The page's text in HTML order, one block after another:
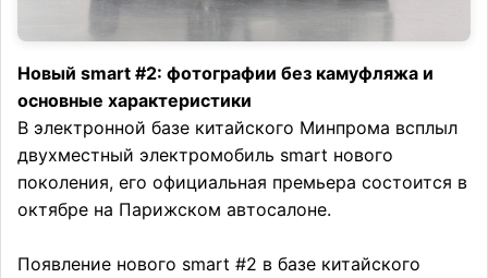
Новый smart #2: фотографии без камуфляжа и
основные характеристики
В электронной базе китайского Минпрома всплыл
двухместный электромобиль smart нового
поколения, его официальная премьера состоится в
октябре на Парижском автосалоне.
Появление нового smart #2 в базе китайского